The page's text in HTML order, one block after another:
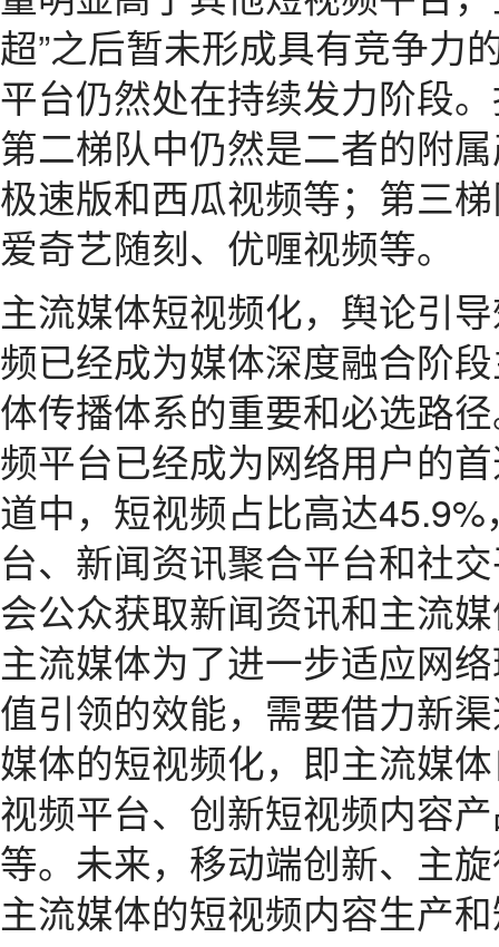
超”之后暂未形成具有竞争力
平台仍然处在持续发力阶段
第二梯队中仍然是二者的附
极速版和西瓜视频等；第三
爱奇艺随刻、优喱视频等。
主流媒体短视频化，舆论引
频已经成为媒体深度融合阶
体传播体系的重要和必选路
频平台已经成为网络用户的
道中，短视频占比高达
台、新闻资讯聚合平台和社
会公众获取新闻资讯和主流
主流媒体为了进一步适应网
值引领的效能，需要借力新
媒体的短视频化，即主流媒
视频平台、创新短视频内容
等。未来，移动端创新、主
主流媒体的短视频内容生产